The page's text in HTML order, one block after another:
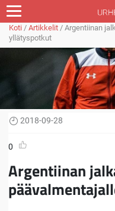
Koti / Artikkelit / Argentiinan
yllätyspotkut
2018-09-28
0
Argentiinan